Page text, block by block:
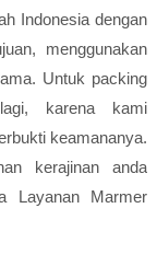
Indonesia dengan
menggunakan
Untuk packing
karena kami
keamananya.
kerajinan anda
Layanan Marmer